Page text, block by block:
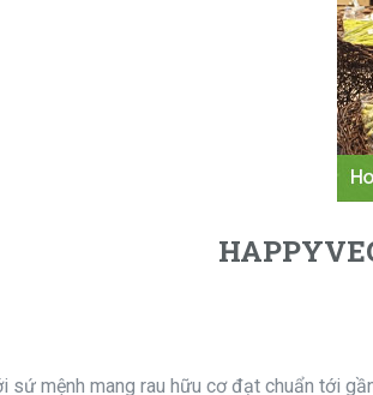
sứ mệnh mang rau hữu cơ đạt chuẩn tới